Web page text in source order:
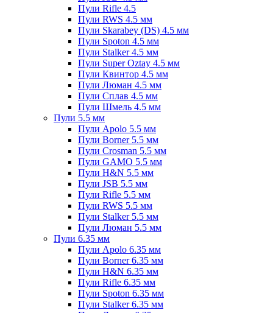
Пули Rifle 4.5
Пули RWS 4.5 мм
Пули Skarabey (DS) 4.5 мм
Пули Spoton 4.5 мм
Пули Stalker 4.5 мм
Пули Super Oztay 4.5 мм
Пули Квинтор 4.5 мм
Пули Люман 4.5 мм
Пули Сплав 4.5 мм
Пули Шмель 4.5 мм
Пули 5.5 мм
Пули Apolo 5.5 мм
Пули Borner 5.5 мм
Пули Crosman 5.5 мм
Пули GAMO 5.5 мм
Пули H&N 5.5 мм
Пули JSB 5.5 мм
Пули Rifle 5.5 мм
Пули RWS 5.5 мм
Пули Stalker 5.5 мм
Пули Люман 5.5 мм
Пули 6.35 мм
Пули Apolo 6.35 мм
Пули Borner 6.35 мм
Пули H&N 6.35 мм
Пули Rifle 6.35 мм
Пули Spoton 6.35 мм
Пули Stalker 6.35 мм